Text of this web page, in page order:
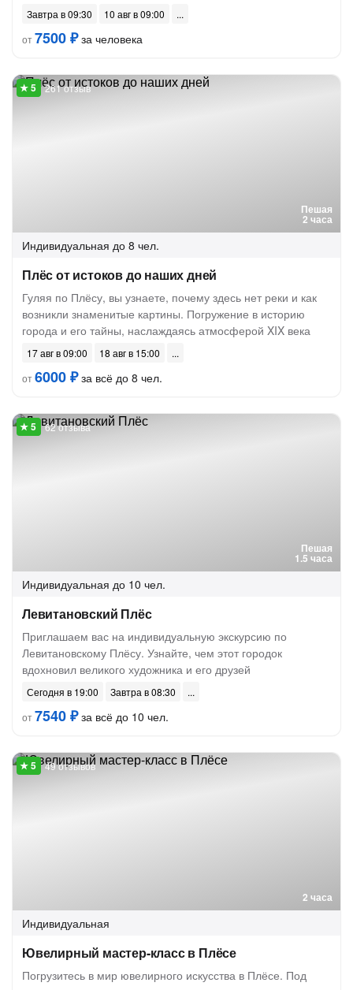
Завтра в 09:30
10 авг в 09:00
от7500 ₽за человека
Пешая
2 часа
261 отзыв
Индивидуальная до 8 чел.
Плёс от истоков до наших дней
Гуляя по Плёсу, вы узнаете, почему здесь нет реки и как
возникли знаменитые картины. Погружение в историю
города и его тайны, наслаждаясь атмосферой XIX века
17 авг в 09:00
18 авг в 15:00
от6000 ₽за всё до 8 чел.
Пешая
1.5 часа
62 отзыва
Индивидуальная до 10 чел.
Левитановский Плёс
Приглашаем вас на индивидуальную экскурсию по
Левитановскому Плёсу. Узнайте, чем этот городок
вдохновил великого художника и его друзей
Сегодня в 19:00
Завтра в 08:30
от7540 ₽за всё до 10 чел.
2 часа
49 отзывов
Индивидуальная
Ювелирный мастер-класс в Плёсе
Погрузитесь в мир ювелирного искусства в Плёсе. Под